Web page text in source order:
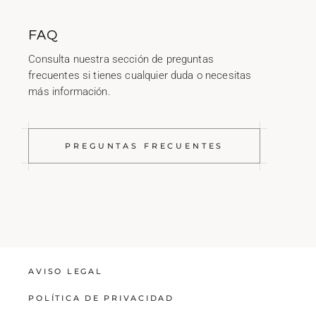
FAQ
Consulta nuestra sección de preguntas
frecuentes si tienes cualquier duda o necesitas
más información.
PREGUNTAS FRECUENTES
AVISO LEGAL
POLÍTICA DE PRIVACIDAD